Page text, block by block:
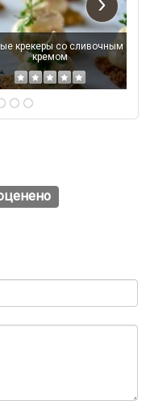
крекеры со сливочным
кремом